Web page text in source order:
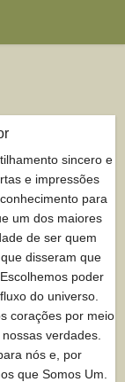
sincero e
e impressões
para
um dos maiores
de ser quem
disseram que
poder
do universo.
corações por meio
verdades.
nós e, por
que Somos Um.